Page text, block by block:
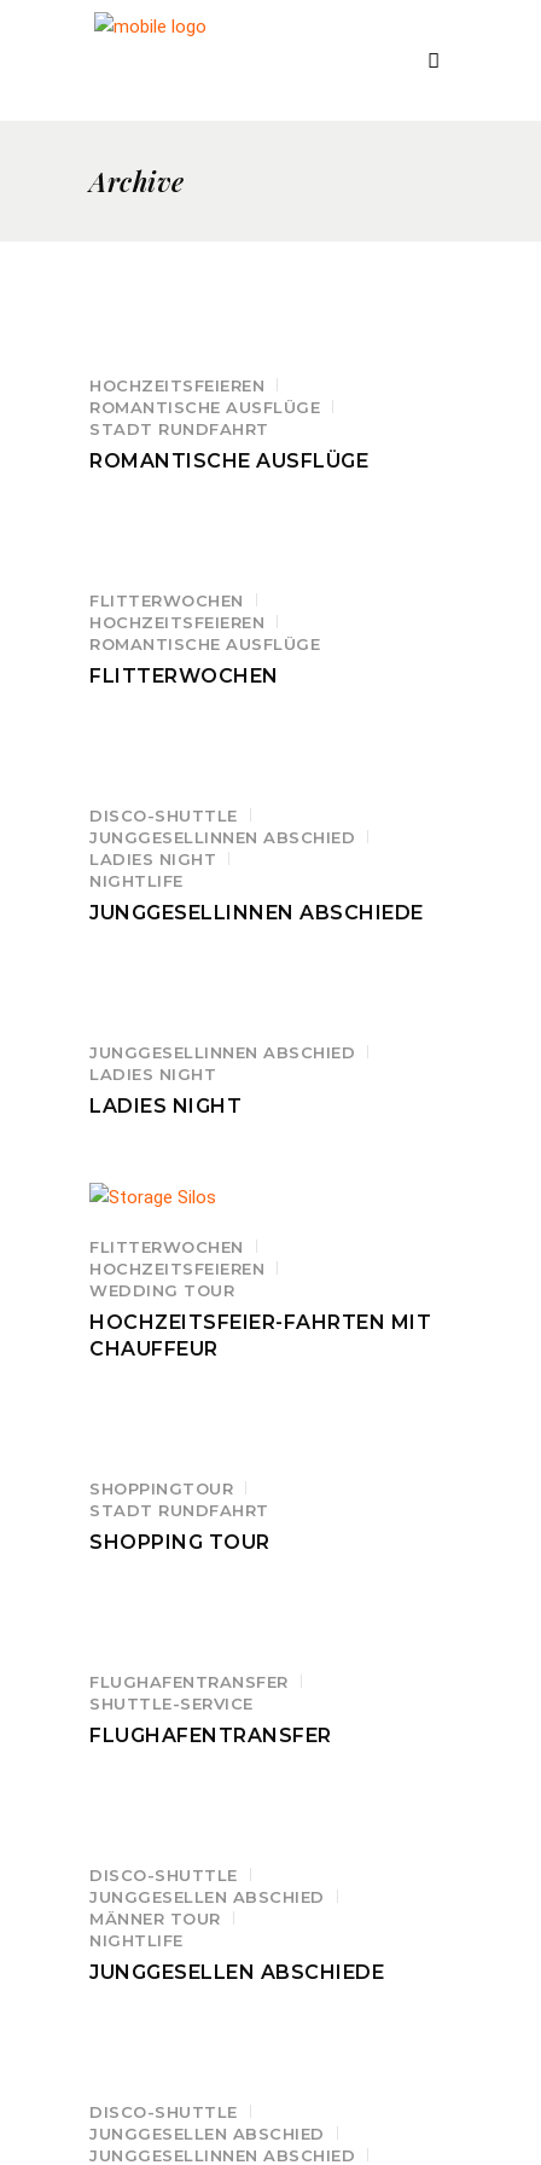
Archive
HOCHZEITSFEIEREN
ROMANTISCHE AUSFLÜGE
STADT RUNDFAHRT
ROMANTISCHE AUSFLÜGE
FLITTERWOCHEN
HOCHZEITSFEIEREN
ROMANTISCHE AUSFLÜGE
FLITTERWOCHEN
DISCO-SHUTTLE
JUNGGESELLINNEN ABSCHIED
LADIES NIGHT
NIGHTLIFE
JUNGGESELLINNEN ABSCHIEDE
JUNGGESELLINNEN ABSCHIED
LADIES NIGHT
LADIES NIGHT
FLITTERWOCHEN
HOCHZEITSFEIEREN
WEDDING TOUR
HOCHZEITSFEIER-FAHRTEN MIT
CHAUFFEUR
SHOPPINGTOUR
STADT RUNDFAHRT
SHOPPING TOUR
FLUGHAFENTRANSFER
SHUTTLE-SERVICE
FLUGHAFENTRANSFER
DISCO-SHUTTLE
JUNGGESELLEN ABSCHIED
MÄNNER TOUR
NIGHTLIFE
JUNGGESELLEN ABSCHIEDE
DISCO-SHUTTLE
JUNGGESELLEN ABSCHIED
JUNGGESELLINNEN ABSCHIED